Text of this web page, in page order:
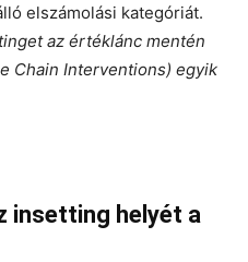
elszámolási kategóriát.
az értéklánc mentén
Chain Interventions) egyik
insetting helyét a